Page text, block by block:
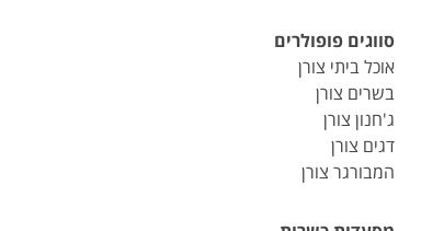
סווגים פופולרים
אוכל ביתי צורן
בשרים צורן
ג'חנון צורן
דגים צורן
המבורגר צורן